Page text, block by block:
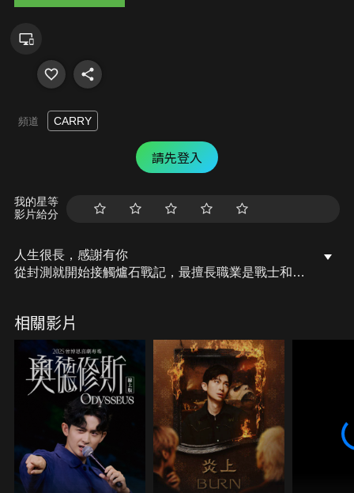
頻道 CARRY
請先登入
我的星等
影片給分
人生很長，感謝有你
從封測就開始接觸爐石戰記，最擅長職業是戰士和牧
醒吧， 趁此良機，莫再猶豫，恭請蛇界至尊雙飛寶
典！ OSkomodo 還不一起加入蛇教跟著教主一起前
進!
相關影片